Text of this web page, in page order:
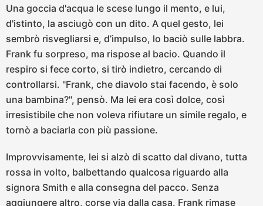
Una goccia d'acqua le scese lungo il mento, e lui,
d'istinto, la asciugò con un dito. A quel gesto, lei
sembrò risvegliarsi e, d’impulso, lo baciò sulle labbra.
Frank fu sorpreso, ma rispose al bacio. Quando il
respiro si fece corto, si tirò indietro, cercando di
controllarsi. "Frank, che diavolo stai facendo, è solo
una bambina?", pensò. Ma lei era così dolce, così
irresistibile che non voleva rifiutare un simile regalo, e
tornò a baciarla con più passione.
Improvvisamente, lei si alzò di scatto dal divano, tutta
rossa in volto, balbettando qualcosa riguardo alla
signora Smith e alla consegna del pacco. Senza
aggiungere altro, corse via dalla casa. Frank rimase